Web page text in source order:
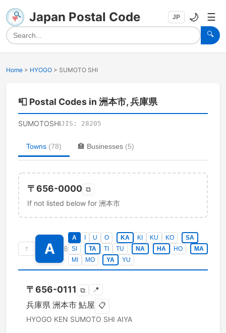
Japan Postal Code
🔍
JP 🌙 ☰
Home > HYOGO > SUMOTO SHI
📮 Postal Codes in 洲本市, 兵庫県
SUMOTOSHIJIS: 28205
Towns (78) 🏣 Businesses (5)
〒656-0000 ⧉
If not listed below for 洲本市
↑ A 8
A U O KA KI KU KO
SA
SI
TA TI TU NA HA HO
MA
MI
MO YA YU
〒656-0111 ⧉ 📍
兵庫県 洲本市 鮎屋 📋
HYOGO KEN SUMOTO SHI AIYA